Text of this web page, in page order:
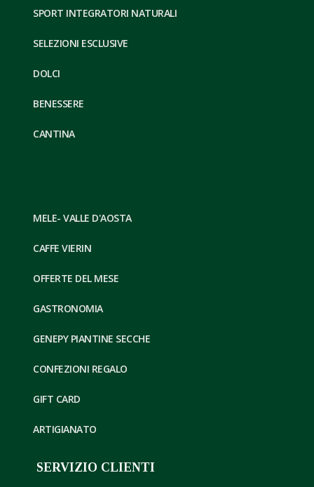
SPORT INTEGRATORI NATURALI
SELEZIONI ESCLUSIVE
DOLCI
BENESSERE
CANTINA
MELE- VALLE D'AOSTA
CAFFE VIERIN
OFFERTE DEL MESE
GASTRONOMIA
GENEPY PIANTINE SECCHE
CONFEZIONI REGALO
GIFT CARD
ARTIGIANATO
SERVIZIO CLIENTI